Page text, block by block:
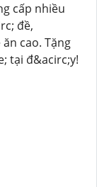
cấp nhiều
đề,
cao. Tặng
tại đ&acirc;y!